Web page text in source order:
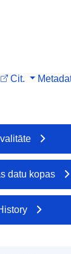
Cit.
datu kopas